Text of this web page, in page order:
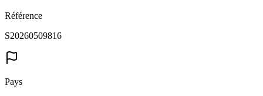
Référence
S20260509816
Pays